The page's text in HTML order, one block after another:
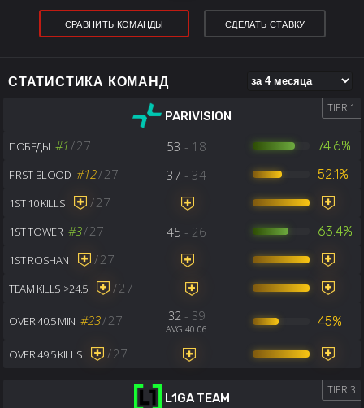
СРАВНИТЬ КОМАНДЫ СДЕЛАТЬ СТАВКУ
СТАТИСТИКА КОМАНД
PARIVISION
TIER 1
ПОБЕДЫ #1/27 53 - 18 74.6%
FIRST BLOOD #12/27 37 - 34 52.1%
1ST 10 KILLS /27
1ST TOWER #3/27 45 - 26 63.4%
1ST ROSHAN /27
TEAM KILLS >24.5 /27
OVER 40.5 MIN #23/27 32- 39
AVG 40:06 45%
OVER 49.5 KILLS /27
L1GA TEAM
TIER 3